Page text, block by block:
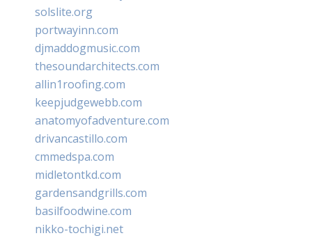
solslite.org
portwayinn.com
djmaddogmusic.com
thesoundarchitects.com
allin1roofing.com
keepjudgewebb.com
anatomyofadventure.com
drivancastillo.com
cmmedspa.com
midletontkd.com
gardensandgrills.com
basilfoodwine.com
nikko-tochigi.net